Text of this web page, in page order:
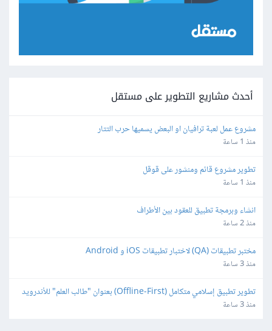
أحدث مشاريع التطوير على مستقل
مشروع عمل لعبة ترافيان او البعض يسميها حرب التتار
منذ 1 ساعة
تطوير مشروع قائم ومنشور على قوقل
منذ 1 ساعة
انشاء وبرمجة تطبيق للعقود بين الأطراف
منذ 2 ساعة
مختبر تطبيقات (QA) لاختبار تطبيقات iOS و Android
منذ 3 ساعة
و iOS
منذ 3 ساعة